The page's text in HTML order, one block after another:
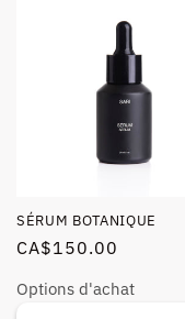
SÉRUM BOTANIQUE
CA$150.00
Options d'achat